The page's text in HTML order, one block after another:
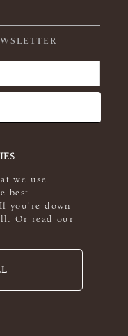
we use
best
you're down
Or read our